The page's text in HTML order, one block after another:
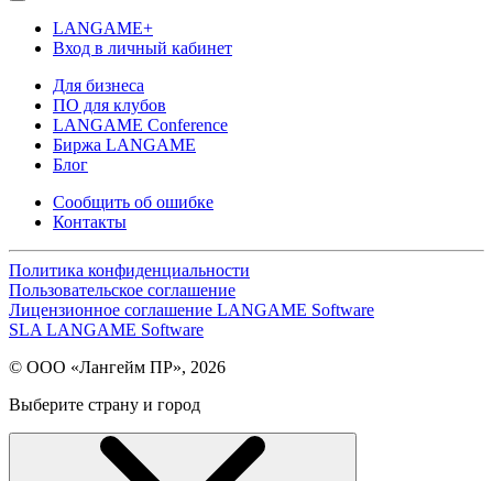
LANGAME+
Вход в личный кабинет
Для бизнеса
ПО для клубов
LANGAME Conference
Биржа LANGAME
Блог
Сообщить об ошибке
Контакты
Политика конфиденциальности
Пользовательское соглашение
Лицензионное соглашение LANGAME Software
SLA LANGAME Software
© ООО «Лангейм ПР», 2026
Выберите страну и город